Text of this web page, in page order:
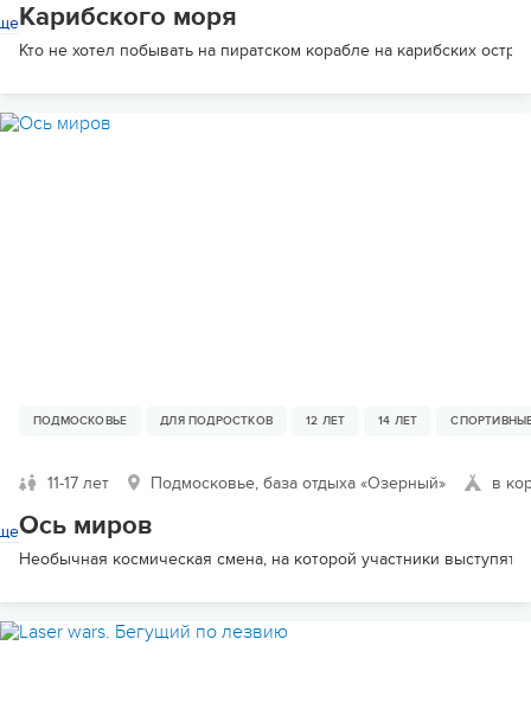
Карибского моря
Кто не хотел побывать на пиратском корабле на карибских
ПОДМОСКОВЬЕ ДЛЯ ПОДРОСТКОВ 12 ЛЕТ 14 ЛЕТ
11-17 лет Подмосковье, база отдыха «Озерный» в
Ось миров
Необычная космическая смена, на которой участники выступят